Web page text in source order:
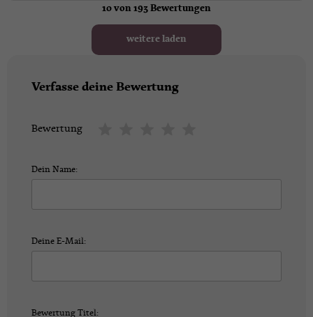
10 von 193 Bewertungen
weitere laden
Verfasse deine Bewertung
Bewertung
Dein Name:
Deine E-Mail:
Bewertung Titel: